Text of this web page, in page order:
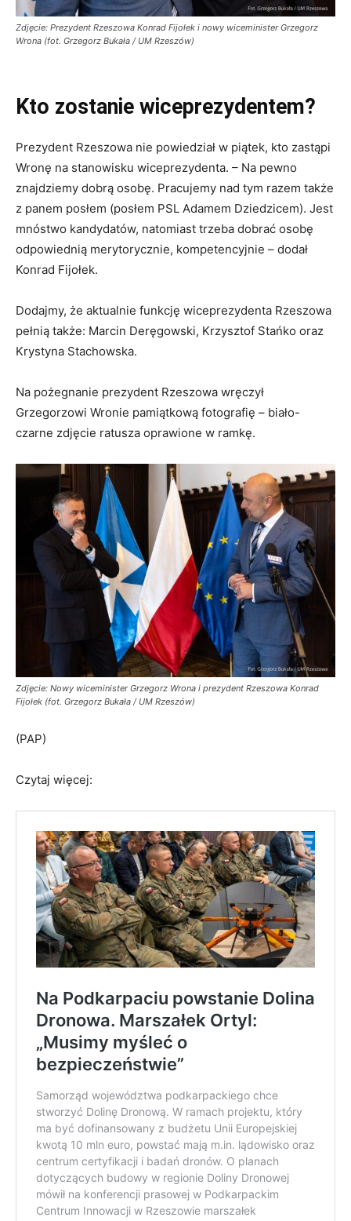
Zdjęcie: Prezydent Rzeszowa Konrad Fijołek i nowy wiceminister Grzegorz
Wrona (fot. Grzegorz Bukała / UM Rzeszów)
Kto zostanie wiceprezydentem?
Prezydent Rzeszowa nie powiedział w piątek, kto zastąpi
Wronę na stanowisku wiceprezydenta. – Na pewno
znajdziemy dobrą osobę. Pracujemy nad tym razem także
z panem posłem (posłem PSL Adamem Dziedzicem). Jest
mnóstwo kandydatów, natomiast trzeba dobrać osobę
odpowiednią merytorycznie, kompetencyjnie – dodał
Konrad Fijołek.
Dodajmy, że aktualnie funkcję wiceprezydenta Rzeszowa
pełnią także: Marcin Deręgowski, Krzysztof Stańko oraz
Krystyna Stachowska.
Na pożegnanie prezydent Rzeszowa wręczył
Grzegorzowi Wronie pamiątkową fotografię – biało-
czarne zdjęcie ratusza oprawione w ramkę.
Zdjęcie: Nowy wiceminister Grzegorz Wrona i prezydent Rzeszowa Konrad
Fijołek (fot. Grzegorz Bukała / UM Rzeszów)
(PAP)
Czytaj więcej: